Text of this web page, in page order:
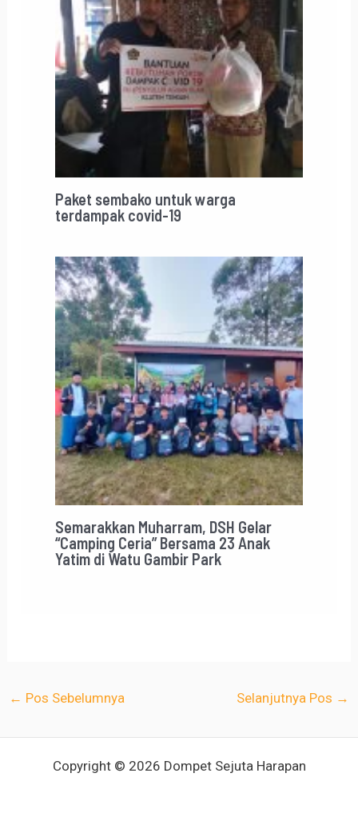
Paket sembako untuk warga
terdampak covid-19
Semarakkan Muharram, DSH Gelar
“Camping Ceria” Bersama 23 Anak
Yatim di Watu Gambir Park
← Pos Sebelumnya Selanjutnya Pos →
Copyright © 2026 Dompet Sejuta Harapan